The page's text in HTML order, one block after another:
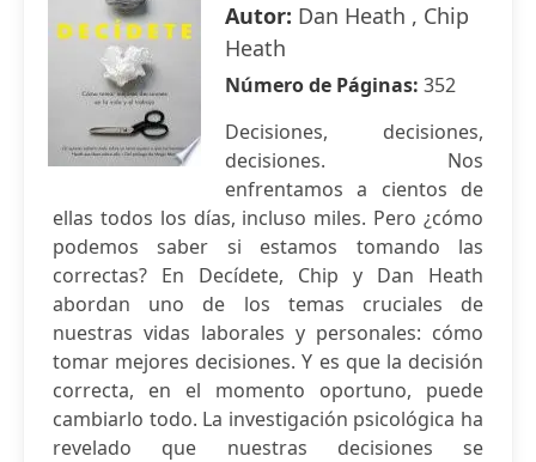
Autor: Dan Heath , Chip
Heath
Número de Páginas: 352
Decisiones, decisiones,
decisiones. Nos
enfrentamos a cientos de
ellas todos los días, incluso miles. Pero ¿cómo
podemos saber si estamos tomando las
correctas? En Decídete, Chip y Dan Heath
abordan uno de los temas cruciales de
nuestras vidas laborales y personales: cómo
tomar mejores decisiones. Y es que la decisión
correcta, en el momento oportuno, puede
cambiarlo todo. La investigación psicológica ha
revelado que nuestras decisiones se